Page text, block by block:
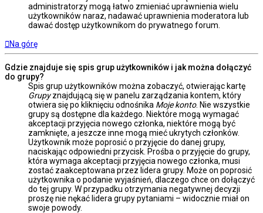
administratorzy mogą łatwo zmieniać uprawnienia wielu
użytkowników naraz, nadawać uprawnienia moderatora lub
dawać dostęp użytkownikom do prywatnego forum.
Na górę
Gdzie znajduje się spis grup użytkowników i jak można dołączyć
do grupy?
Spis grup użytkowników można zobaczyć, otwierając kartę
Grupyznajdującą się w panelu zarządzania kontem, który
otwiera się po kliknięciu odnośnika Moje konto. Nie wszystkie
grupy są dostępne dla każdego. Niektóre mogą wymagać
akceptacji przyjęcia nowego członka, niektóre mogą być
zamknięte, a jeszcze inne mogą mieć ukrytych członków.
Użytkownik może poprosić o przyjęcie do danej grupy,
naciskając odpowiedni przycisk. Prośba o przyjęcie do grupy,
która wymaga akceptacji przyjęcia nowego członka, musi
zostać zaakceptowana przez lidera grupy. Może on poprosić
użytkownika o podanie wyjaśnień, dlaczego chce on dołączyć
do tej grupy. W przypadku otrzymania negatywnej decyzji
proszę nie nękać lidera grupy pytaniami – widocznie miał on
swoje powody.